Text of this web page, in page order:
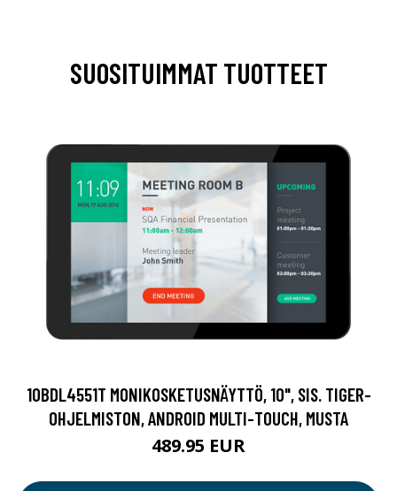
SUOSITUIMMAT TUOTTEET
10BDL4551T MONIKOSKETUSNÄYTTÖ, 10", SIS. TIGER-
OHJELMISTON, ANDROID MULTI-TOUCH, MUSTA
489.95 EUR